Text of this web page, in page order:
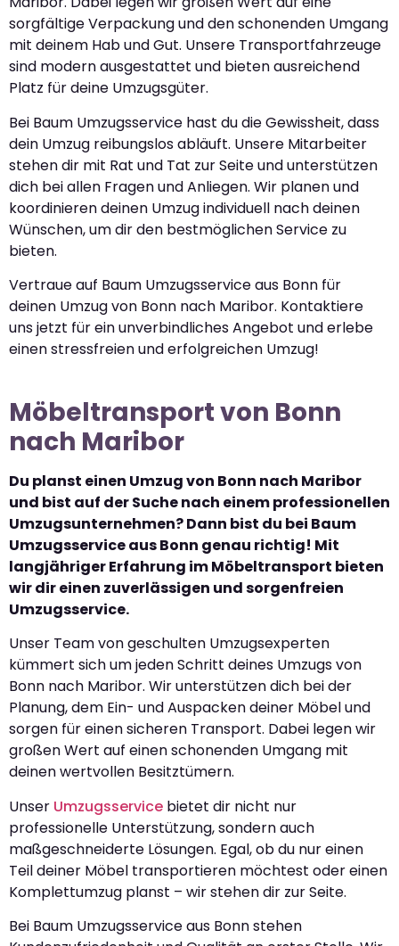
sorgfältige Verpackung und den schonenden Umgang
mit deinem Hab und Gut. Unsere Transportfahrzeuge
sind modern ausgestattet und bieten ausreichend
Platz für deine Umzugsgüter.
Bei Baum Umzugsservice hast du die Gewissheit, dass
dein Umzug reibungslos abläuft. Unsere Mitarbeiter
stehen dir mit Rat und Tat zur Seite und unterstützen
dich bei allen Fragen und Anliegen. Wir planen und
koordinieren deinen Umzug individuell nach deinen
Wünschen, um dir den bestmöglichen Service zu
bieten.
Vertraue auf Baum Umzugsservice aus Bonn für
deinen Umzug von Bonn nach Maribor. Kontaktiere
uns jetzt für ein unverbindliches Angebot und erlebe
einen stressfreien und erfolgreichen Umzug!
Möbeltransport von Bonn
nach Maribor
Du planst einen Umzug von Bonn nach Maribor
und bist auf der Suche nach einem professionellen
Umzugsunternehmen? Dann bist du bei Baum
Umzugsservice aus Bonn genau richtig! Mit
langjähriger Erfahrung im Möbeltransport bieten
wir dir einen zuverlässigen und sorgenfreien
Umzugsservice.
Unser Team von geschulten Umzugsexperten
kümmert sich um jeden Schritt deines Umzugs von
Bonn nach Maribor. Wir unterstützen dich bei der
Planung, dem Ein- und Auspacken deiner Möbel und
sorgen für einen sicheren Transport. Dabei legen wir
großen Wert auf einen schonenden Umgang mit
deinen wertvollen Besitztümern.
Unser Umzugsservice bietet dir nicht nur
professionelle Unterstützung, sondern auch
maßgeschneiderte Lösungen. Egal, ob du nur einen
Teil deiner Möbel transportieren möchtest oder einen
Komplettumzug planst – wir stehen dir zur Seite.
Bei Baum Umzugsservice aus Bonn stehen